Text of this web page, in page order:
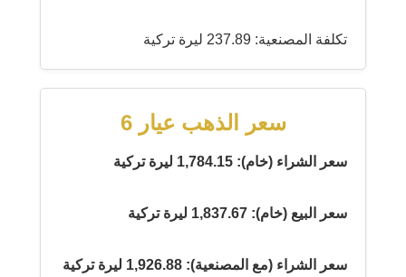
تكلفة المصنعية: 237.89 ليرة تركية
سعر الذهب عيار 6
سعر الشراء (خام): 1,784.15 ليرة تركية
سعر البيع (خام): 1,837.67 ليرة تركية
سعر الشراء (مع المصنعية): 1,926.88 ليرة تركية